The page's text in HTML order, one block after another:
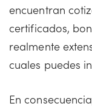
encuentran
certificados,
realmente
cuales puedes
En